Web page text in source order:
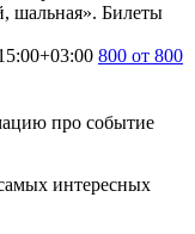
шальная». Билеты
800 от 800
про событие
интересных